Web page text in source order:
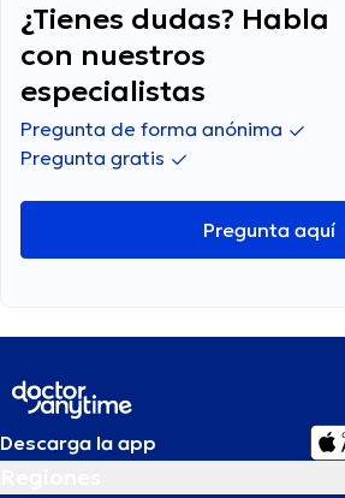
¿Tienes dudas? Habla
con nuestros
especialistas
Pregunta de forma anónima
Pregunta gratis
Pregunta aquí
Descarga la app